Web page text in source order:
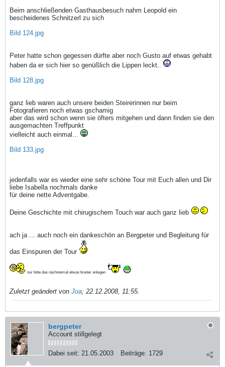
Beim anschließenden Gasthausbesuch nahm Leopold ein
bescheidenes Schnitzerl zu sich
Bild 124.jpg
Peter hatte schon gegessen dürfte aber noch Gusto auf etwas gehabt
haben da er sich hier so genüßlich die Lippen leckt..
Bild 128.jpg
ganz lieb waren auch unsere beiden Steirerinnen nur beim
Fotografieren noch etwas gschamig
aber das wird schon wenn sie öfters mitgehen und dann finden sie den
ausgemachten Treffpunkt
vielleicht auch einmal...
Bild 133.jpg
jedenfalls war es wieder eine sehr schöne Tour mit Euch allen und Dir
liebe Isabella nochmals danke
für deine nette Adventgabe.
Deine Geschichte mit chirugischem Touch war auch ganz lieb
ach ja ... auch noch ein dankeschön an Bergpeter und Begleitung für
das Einspuren der Tour
nur bitte das nächstemal etwas breiter anlegen
Zuletzt geändert von Joa; 22.12.2008, 11:55.
bergpeter
Account stillgelegt
Dabei seit: 21.05.2003 Beiträge: 1729